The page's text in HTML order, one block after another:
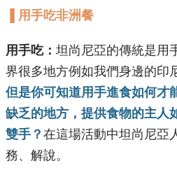
▐ 用手吃非洲餐
用手吃： 坦尚尼亞的傳統是用
界很多地方例如我們身邊的印
但是你可知道用手進食如何才
缺乏的地方，提供食物的主人
雙手？ 在這場活動中坦尚尼亞
務、解說。